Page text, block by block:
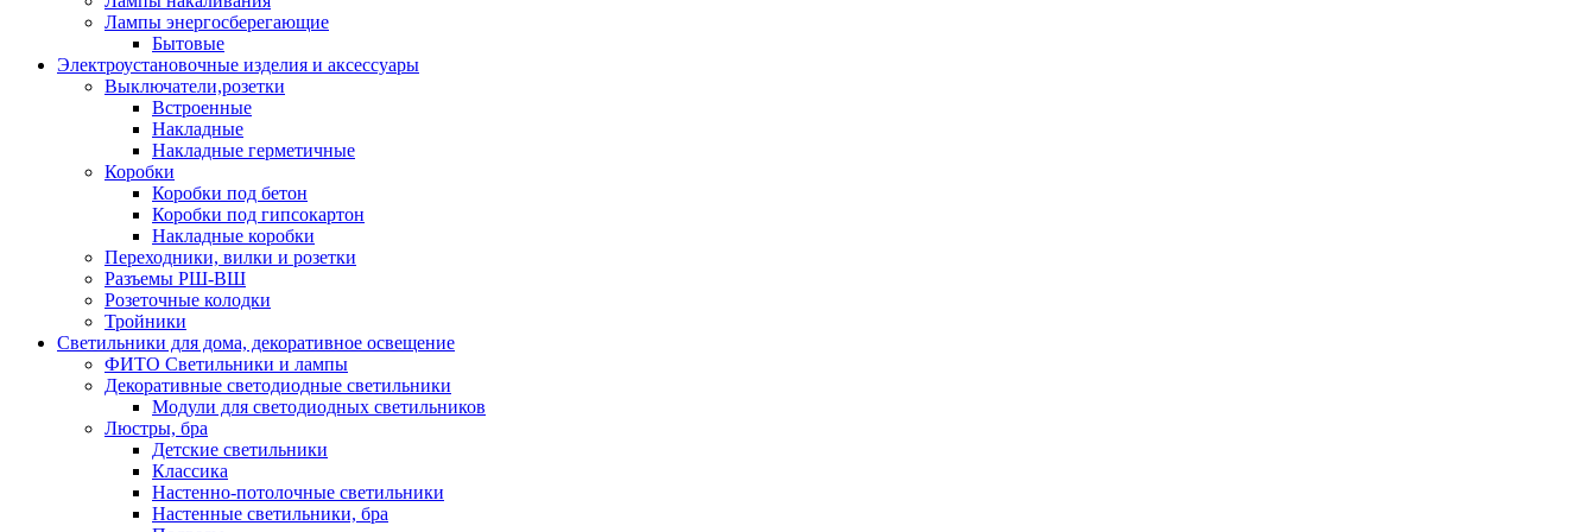
Лампы энергосберегающие
Бытовые
Электроустановочные изделия и аксессуары
Выключатели,розетки
Встроенные
Накладные
Накладные герметичные
Коробки
Коробки под бетон
Коробки под гипсокартон
Накладные коробки
Переходники, вилки и розетки
Разъемы РШ-ВШ
Розеточные колодки
Тройники
Светильники для дома, декоративное освещение
ФИТО Светильники и лампы
Декоративные светодиодные светильники
Модули для светодиодных светильников
Люстры, бра
Детские светильники
Классика
Настенно-потолочные светильники
Настенные светильники, бра